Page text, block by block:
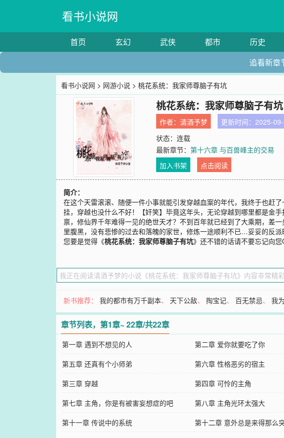
看书小说网
首页 玄幻 武侠 都市 历史
追看新章
看书小说网 > 网游小说 > 桃花系统：我家师尊脑子有坑
桃花系统：我家师尊脑子有坑
作者：清酒予梦 更新时间：2025-
状态：连载
最新章节：第十六章 与百兽峰主的交易
加入书架
点击阅读
简介：
在这个天雷滚滚、随便一件小事就能引发穿越血案的年代，我终于也赶
挂，穿越也没什么不好！【奸笑】毕竟这年头，无论穿越到哪里都是金
禀，修仙界千年难得一见的绝世天才？不到百年就已经到了大乘期，差
里腹黑，没有悲惨的过去和落魄的家世，修炼一途顺利不已…妥妥的反
您要是觉得《桃花系统：我家师尊脑子有坑》还不错的话请不要忘记向您
新书推荐：我的都市有万千副本、 天下公敌、掏宝记、 百无禁忌、我
章节列表，第1章~ 22章/共22章
第一章 遇到不想见的人 第二章 爱你就要吃了你
第五章 还真有个小师弟
第六章 性格恶劣的宿主
第三章 穿越
第四章 可怜的主角
第七章 主角，你是有被害妄想症的吧
第八章 主角光环太强大
第十一章 传说中的系统
第十二章 意外总是来得那么